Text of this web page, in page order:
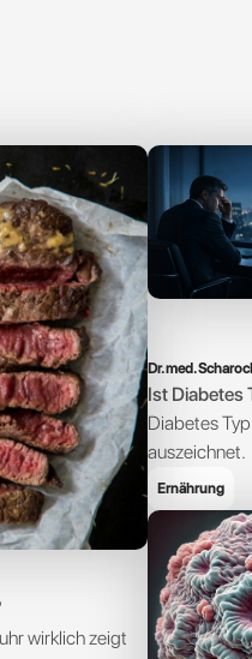
wirklich zeigt
Dr. med.
Ist Diabetes
Diabetes
auszeichnet.
Ernährung